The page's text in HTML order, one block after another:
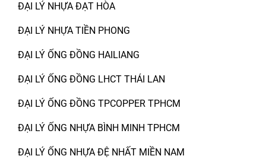
ĐẠI LÝ NHỰA ĐẠT HÒA
ĐẠI LÝ NHỰA TIỀN PHONG
ĐẠI LÝ ỐNG ĐỒNG HAILIANG
ĐẠI LÝ ỐNG ĐỒNG LHCT THÁI LAN
ĐẠI LÝ ỐNG ĐỒNG TPCOPPER TPHCM
ĐẠI LÝ ỐNG NHỰA BÌNH MINH TPHCM
ĐẠI LÝ ỐNG NHỰA ĐỆ NHẤT MIỀN NAM